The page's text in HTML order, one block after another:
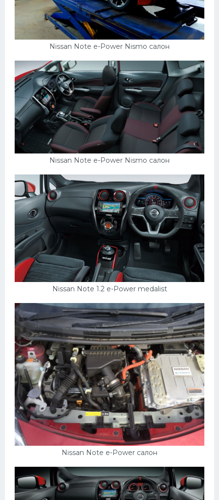
Nissan Note e-Power Nismo салон
Nissan Note e-Power Nismo салон
Nissan Note 1.2 e-Power medalist
Nissan Note e-Power салон